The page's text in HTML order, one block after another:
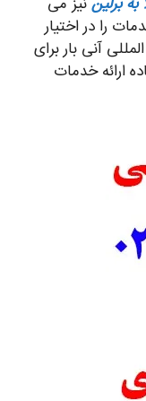
را در اختیار
آنی بار برای
ارائه خدمات